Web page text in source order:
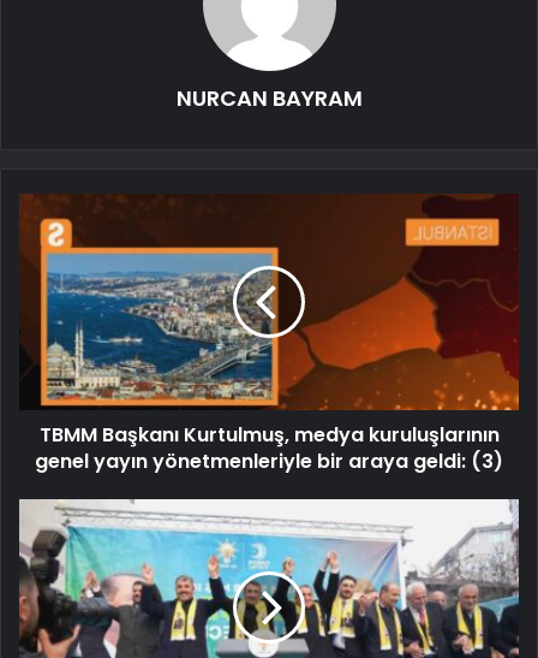
NURCAN BAYRAM
TBMM Başkanı Kurtulmuş, medya kuruluşlarının
genel yayın yönetmenleriyle bir araya geldi: (3)